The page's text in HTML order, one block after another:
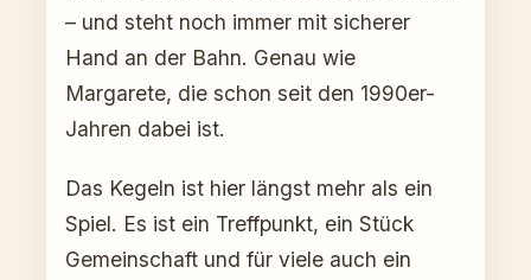
– und steht noch immer mit sicherer
Hand an der Bahn. Genau wie
Margarete, die schon seit den 1990er-
Jahren dabei ist.
Das Kegeln ist hier längst mehr als ein
Spiel. Es ist ein Treffpunkt, ein Stück
Gemeinschaft und für viele auch ein